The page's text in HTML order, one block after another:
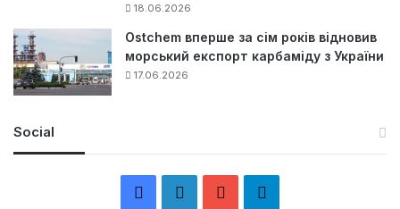
18.06.2026
Ostchem вперше за сім років відновив
морський експорт карбаміду з України
17.06.2026
Social